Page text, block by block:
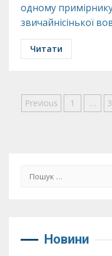
одному
звичайнісінької
Читати
Пагінація
Previous 1 …
Пошук:
Новини